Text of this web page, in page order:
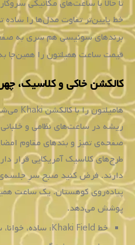
ساعت
همیلتون
اصالتاً
سوئیسی
بوده
و
با
کیفیت
بالایی
که
دارد
می
تواند
از